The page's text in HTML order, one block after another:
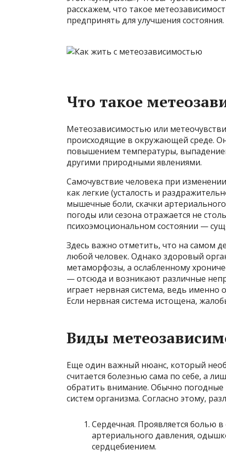
расскажем, что такое
предпринять для улучшения состояния.
Что такое
Метеозависимостью или
происходящие в окружающей среде.
повышением температуры,
другими природными явлениями.
Самочувствие человека при
как легкие (усталость и
мышечные боли, скачки
погоды или сезона отражается не
психоэмоциональном состоянии —
Здесь важно отметить, что на самом
любой человек. Однако здоровый
метаморфозы, а ослабленному
— отсюда и возникают различные
играет нервная система, ведь именно
Если нервная система истощена,
Виды
Еще один важный нюанс, который
считается болезнью сама по себе, а
обратить внимание. Обычно погодные
систем организма. Согласно этому,
Сердечная. Проявляется болью
артериального давления,
сердцебиением.